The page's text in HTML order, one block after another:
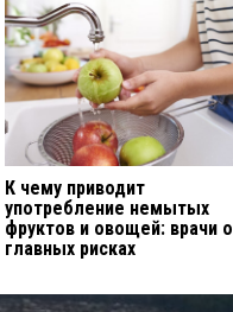
К чему приводит
употребление немытых
фруктов и овощей: врачи о
главных рисках